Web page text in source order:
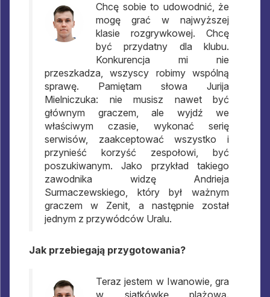
Chcę sobie to udowodnić, że
mogę grać w najwyższej
klasie rozgrywkowej. Chcę
być przydatny dla klubu.
Konkurencja mi nie
przeszkadza, wszyscy robimy wspólną
sprawę. Pamiętam słowa Jurija
Mielniczuka: nie musisz nawet być
głównym graczem, ale wyjdź we
właściwym czasie, wykonać serię
serwisów, zaakceptować wszystko i
przynieść korzyść zespołowi, być
poszukiwanym. Jako przykład takiego
zawodnika widzę Andrieja
Surmaczewskiego, który był ważnym
graczem w Zenit, a następnie został
jednym z przywódców Uralu.
Jak przebiegają przygotowania?
Teraz jestem w Iwanowie, gra